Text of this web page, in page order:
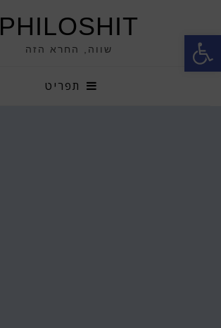
פתח סרגל נגישות PHILOSHIT
שווה, החרא הזה
תפריט